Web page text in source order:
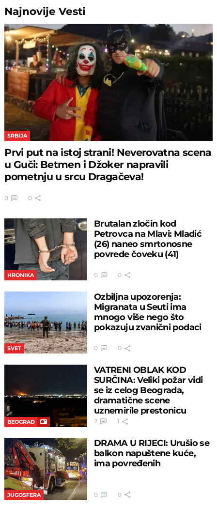
NajnovijeVesti
SRBIJA
Prvi put na istoj strani! Neverovatna scena
u Guči: Betmen i Džoker napravili
pometnju u srcu Dragačeva!
0 0
HRONIKA
Brutalan zločin kod
Petrovca na Mlavi: Mladić
(26) naneo smrtonosne
povrede čoveku (41)
0 0
SVET
Ozbiljna upozorenja:
Migranata u Seuti ima
mnogo više nego što
pokazuju zvanični podaci
0 0
BEOGRAD
VATRENI OBLAK KOD
SURČINA: Veliki požar vidi
se iz celog Beograda,
dramatične scene
uznemirile prestonicu
2 1
JUGOSFERA
DRAMA U RIJECI: Urušio se
balkon napuštene kuće,
ima povređenih
0 0